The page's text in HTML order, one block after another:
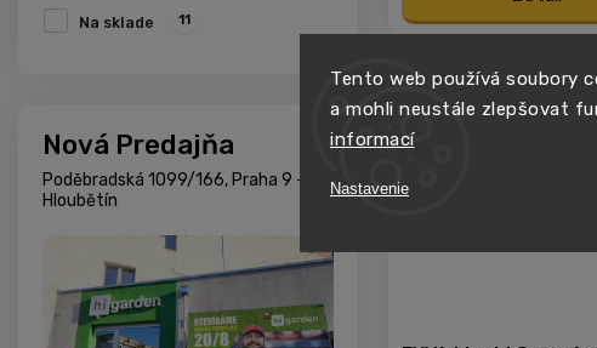
Tento web používá soubory
a mohli neustále zlepšovat
informací
Nastavenie
Na sklade 11
Nová Predajňa
Poděbradská 1099/166, Praha 9 -
Hloubětín
NOVINKA